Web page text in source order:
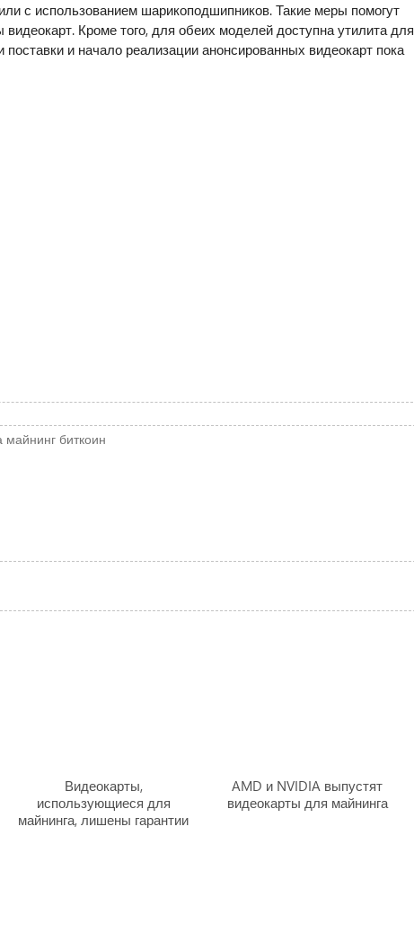
с использованием шарикоподшипников. Такие меры помогут
видеокарт. Кроме того, для обеих моделей доступна утилита для
поставки и начало реализации анонсированных видеокарт пока
майнинг биткоин
Видеокарты,
использующиеся для
майнинга, лишены гарантии
AMD и NVIDIA выпустят
видеокарты для майнинга